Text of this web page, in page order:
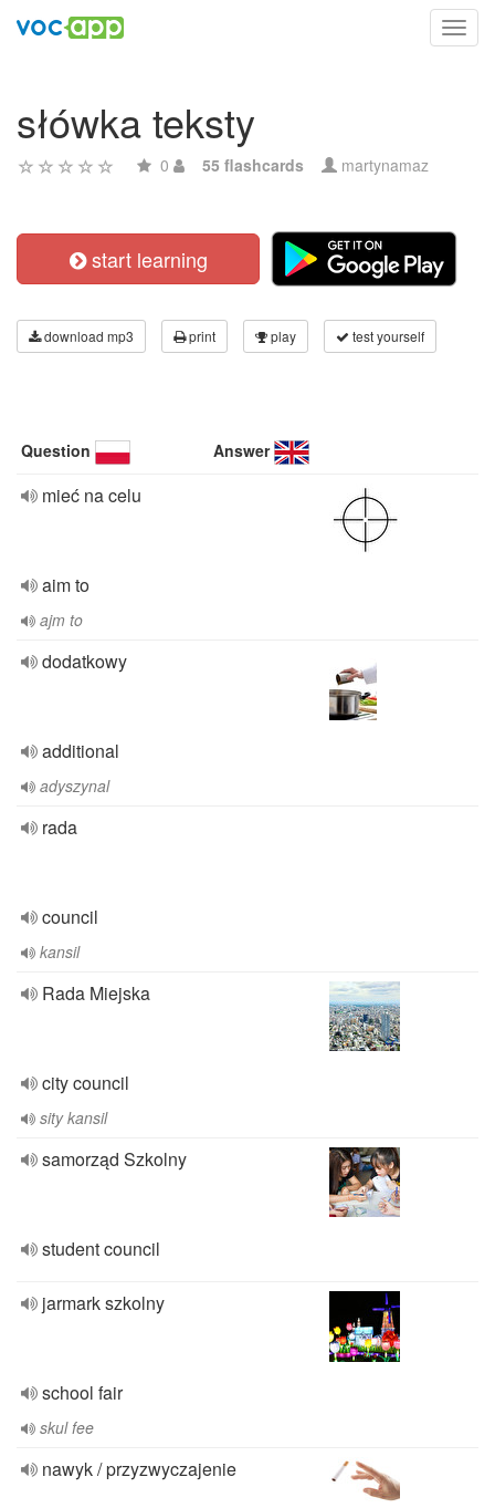
słówka teksty
0 55 flashcards martynamaz
start learning
download mp3 print play test yourself
Question Answer
mieć na celu
aim to
ajm to
dodatkowy
additional
adyszynal
rada
council
kansil
Rada Miejska
city council
sity kansil
samorząd Szkolny
student council
jarmark szkolny
school fair
skul fee
nawyk / przyzwyczajenie